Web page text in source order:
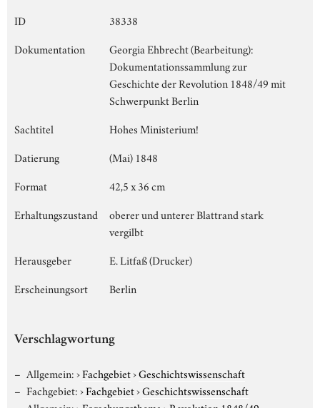
ID
38338
Dokumentation
Georgia Ehbrecht (Bearbeitung):
Dokumentationssammlung zur
Geschichte der Revolution 1848/49 mit
Schwerpunkt Berlin
Sachtitel
Hohes Ministerium!
Datierung
(Mai) 1848
Format
42,5 x 36 cm
Erhaltungszustand
oberer und unterer Blattrand stark
vergilbt
Herausgeber
E. Litfaß (Drucker)
Erscheinungsort
Berlin
Verschlagwortung
Allgemein:›Fachgebiet›Geschichtswissenschaft
Fachgebiet:›Fachgebiet›Geschichtswissenschaft